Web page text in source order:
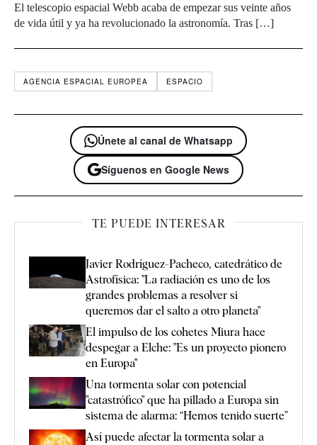
El telescopio espacial Webb acaba de empezar sus veinte años
de vida útil y ya ha revolucionado la astronomía. Tras […]
AGENCIA ESPACIAL EUROPEA ESPACIO
Únete al canal de Whatsapp
Síguenos en Google News
TE PUEDE INTERESAR
Javier Rodríguez-Pacheco, catedrático de
Astrofísica: "La radiación es uno de los
grandes problemas a resolver si
queremos dar el salto a otro planeta"
El impulso de los cohetes Miura hace
despegar a Elche: "Es un proyecto pionero
en Europa"
Una tormenta solar con potencial
"catastrófico" que ha pillado a Europa sin
sistema de alarma: “Hemos tenido suerte”
Así puede afectar la tormenta solar a